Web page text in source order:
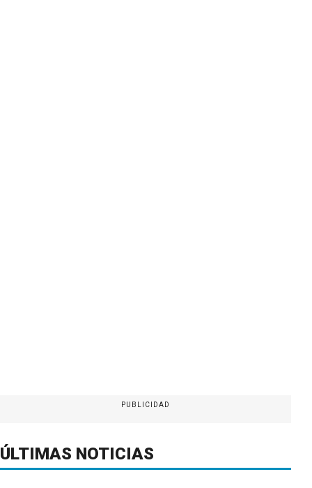
PUBLICIDAD
ÚLTIMAS NOTICIAS